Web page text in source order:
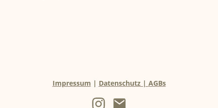
Impressum | Datenschutz | AGBs